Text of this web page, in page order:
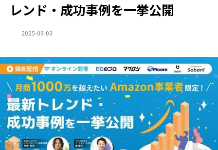
レンド・成功事例を一挙公開
2025-09-03